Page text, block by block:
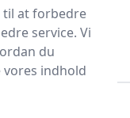
til at forbedre
service. Vi
du
indhold